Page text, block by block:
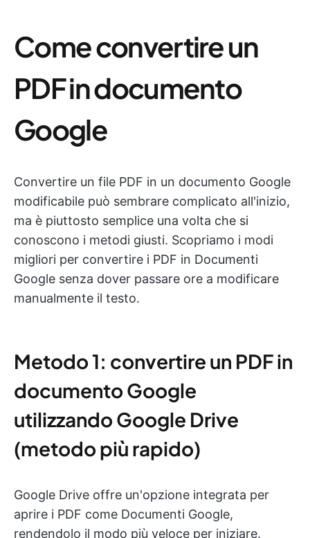
Come convertire un
PDF in documento
Google
Convertire un file PDF in un documento Google
modificabile può sembrare complicato all'inizio,
ma è piuttosto semplice una volta che si
conoscono i metodi giusti. Scopriamo i modi
migliori per convertire i PDF in Documenti
Google senza dover passare ore a modificare
manualmente il testo.
Metodo 1: convertire un PDF in
documento Google
utilizzando Google Drive
(metodo più rapido)
Google Drive offre un'opzione integrata per
aprire i PDF come Documenti Google,
rendendolo il modo più veloce per iniziare.